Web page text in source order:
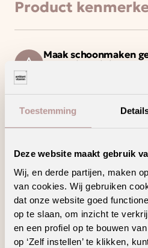
Toestemming
Deze website maakt gebruik
Wij, en derde partijen, maken
van cookies. Wij gebruiken
dat onze website goed
op te slaan, om inzicht te
en een profiel op te bouwen
op ‘Zelf instellen’ te klikken,
Product
Maak schoonmaken
vloer die weinig
Dé naadloze pvc
Creëer jouw unieke
vloerverwarming en -